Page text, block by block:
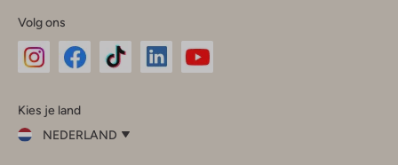
Volg ons
InstagramFacebook
Kies je land
NEDERLAND